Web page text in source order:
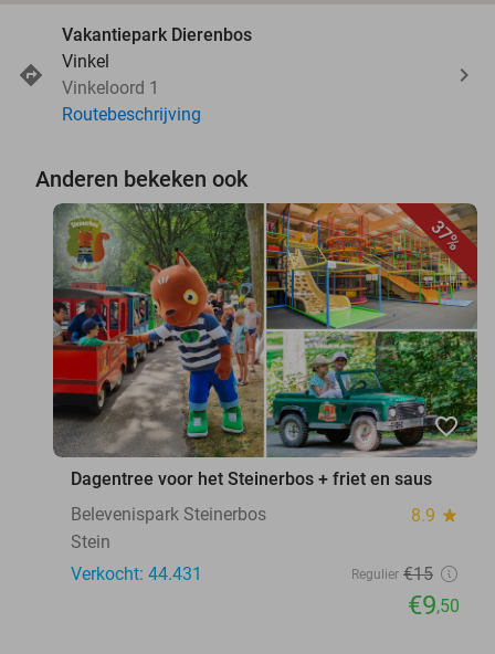
Vakantiepark Dierenbos
Vinkel
Vinkeloord 1
Routebeschrijving
Anderen bekeken ook
37%
favorite_border
Dagentree voor het Steinerbos + friet en saus
Belevenispark Steinerbos
8.9 star
Stein
Verkocht: 44.431
Regulier €15
€9,50